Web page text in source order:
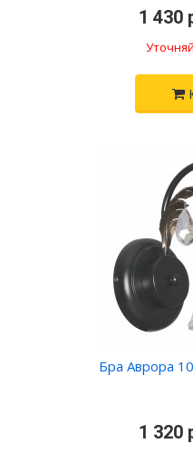
1 430
Бра Аврора
1 320